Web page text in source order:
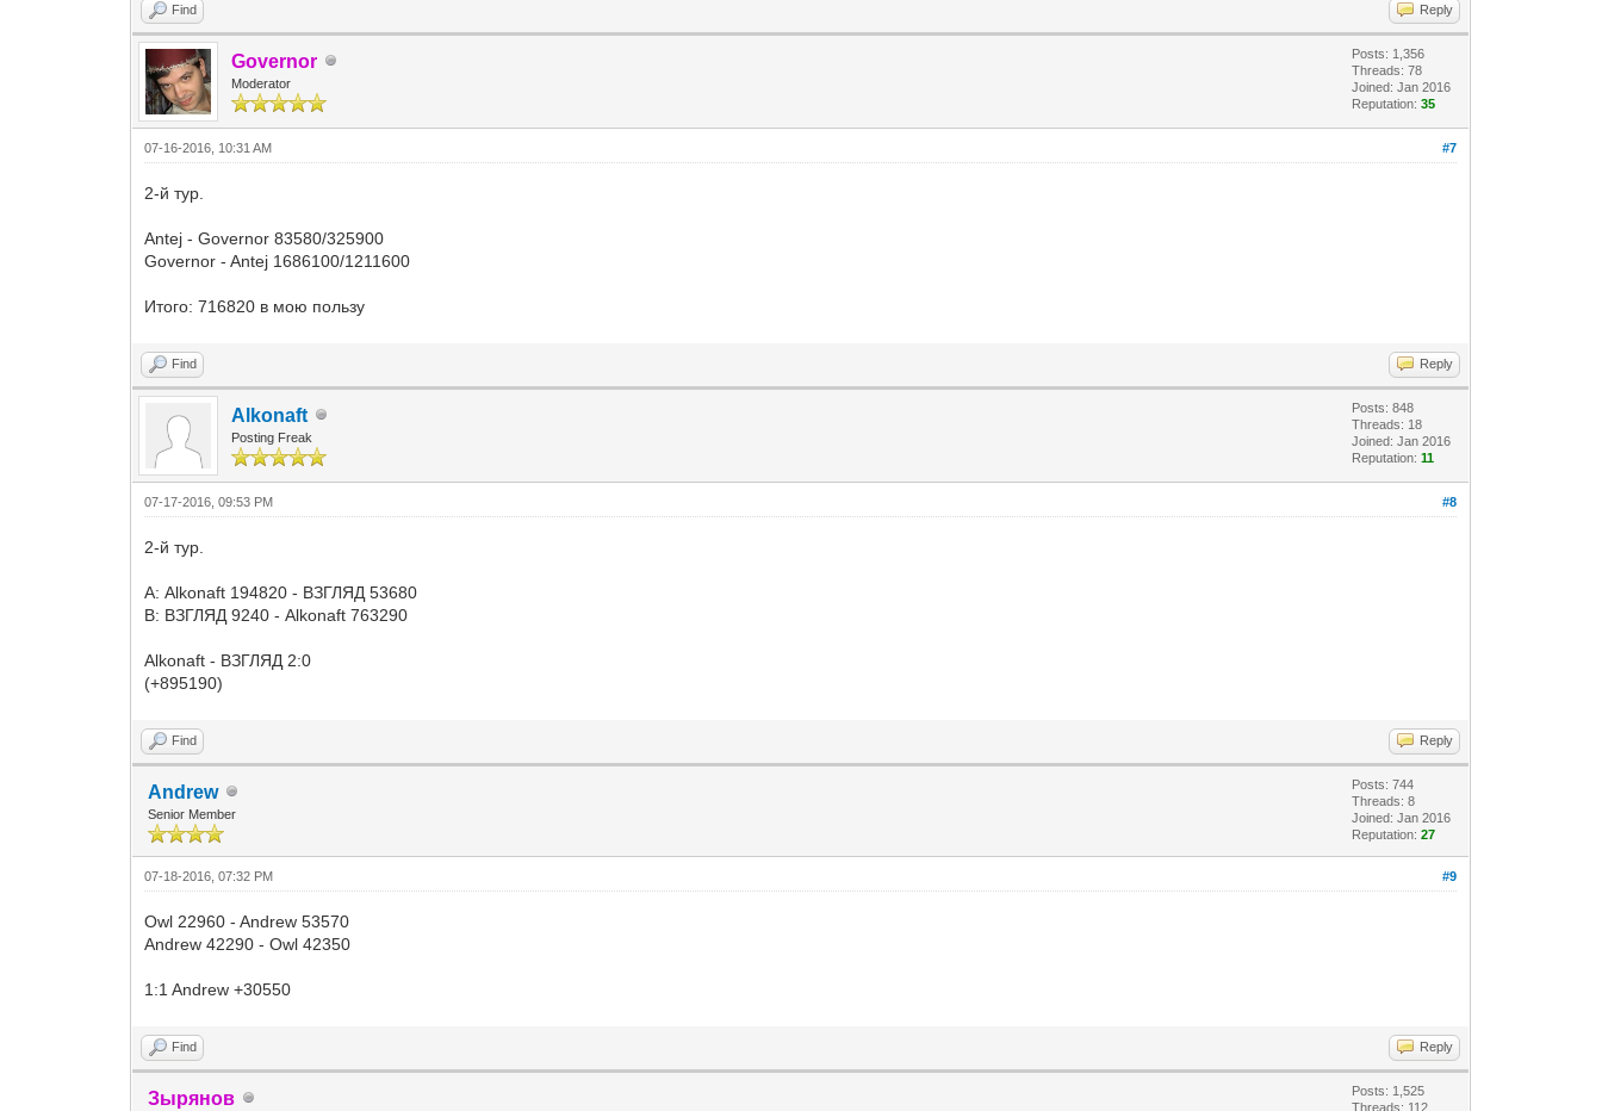
Find Reply
Governor
Moderator
Posts: 1,356
Threads: 78
Joined: Jan 2016
Reputation:35
#7
07-16-2016, 10:31 AM
2-й тур.
Antej - Governor 83580/325900
Governor - Antej 1686100/1211600
Итого: 716820 в мою пользу
Find Reply
Alkonaft
Posting Freak
Posts: 848
Threads: 18
Joined: Jan 2016
Reputation:11
#8
07-17-2016, 09:53 PM
2-й тур.
А: Alkonaft 194820 - ВЗГЛЯД 53680
В: ВЗГЛЯД 9240 - Alkonaft 763290
Alkonaft - ВЗГЛЯД 2:0
(+895190)
Find Reply
Andrew
Senior Member
Posts: 744
Threads: 8
Joined: Jan 2016
Reputation:27
#9
07-18-2016, 07:32 PM
Owl 22960 - Andrew 53570
Andrew 42290 - Owl 42350
1:1 Andrew +30550
Find Reply
Зырянов
Posts: 1,525
Threads: 112